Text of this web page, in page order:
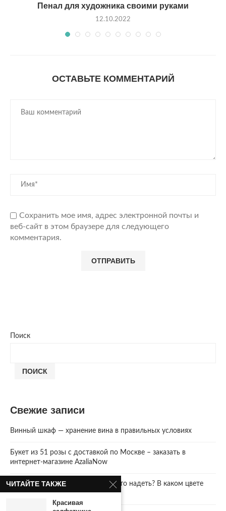
Пенал для художника своими руками
12.10.2022
ОСТАВЬТЕ КОММЕНТАРИЙ
Сохранить мое имя, адрес электронной почты и
веб-сайт в этом браузере для следующего
комментария.
Поиск
ПОИСК
Свежие записи
Винный шкаф — хранение вина в правильных условиях
Букет из 51 розы с доставкой по Москве – заказать в
интернет-магазине AzaliaNow
Год Зеленой Деревянной Змеи. Что надеть? В каком цвете
встречать 2025 Новый год.
ЧИТАЙТЕ ТАКЖЕ
Красивая